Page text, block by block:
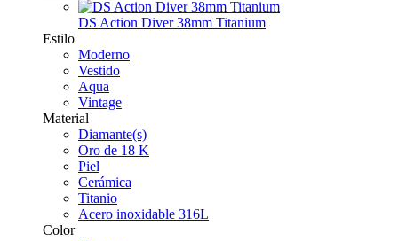
DS Action Diver 38mm Titanium
Estilo
Moderno
Vestido
Aqua
Vintage
Material
Diamante(s)
Oro de 18 K
Piel
Cerámica
Titanio
Acero inoxidable 316L
Color